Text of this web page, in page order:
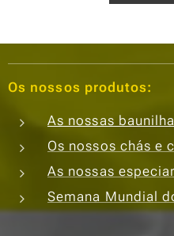
Os nossos produtos:
As nossas
Os nossos chás e
As nossas
Semana Mundial